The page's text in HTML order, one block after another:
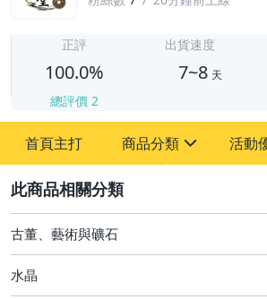
正評
100.0%
總評價 2
出貨速度
7~8 天
首頁主打 商品分類
其它
活動
[全店] 周年慶
[全店] 粉絲專享
古董、藝術與礦石
水晶